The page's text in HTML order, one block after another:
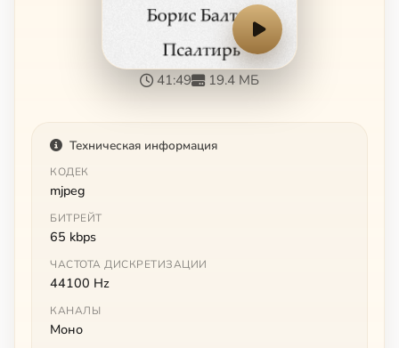
41:49 19.4 МБ
Техническая информация
КОДЕК
mjpeg
БИТРЕЙТ
65 kbps
ЧАСТОТА ДИСКРЕТИЗАЦИИ
44100 Hz
КАНАЛЫ
Моно